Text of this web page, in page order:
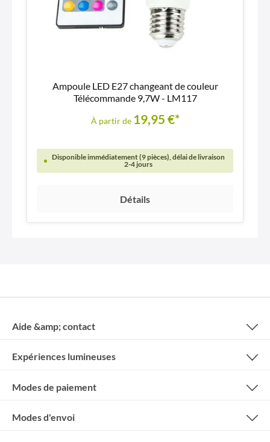
Ampoule LED E27 changeant de couleur
Télécommande 9,7W - LM117
À partir de 19,95 €*
Disponible immédiatement (9 pièces), délai de livraison
2-4 jours
Détails
Aide &amp; contact
Expériences lumineuses
Modes de paiement
Modes d'envoi